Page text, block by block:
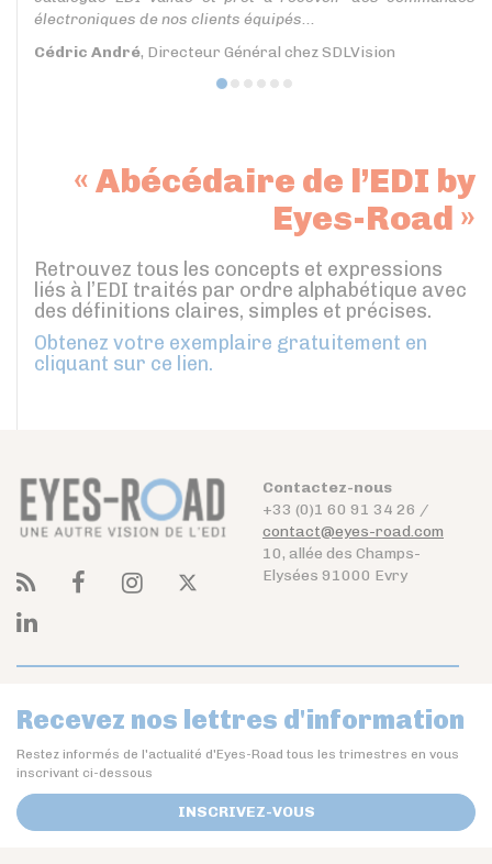
électroniques de nos clients équipés...
Cédric André, Directeur Général chez SDLVision
« Abécédaire de l’EDI by
Eyes-Road »
Retrouvez tous les concepts et expressions
liés à l’EDI traités par ordre alphabétique avec
des définitions claires, simples et précises.
Obtenez votre exemplaire gratuitement en
cliquant sur ce lien.
Contactez-nous
+33 (0)1 60 91 34 26 /
contact@eyes-road.com
10, allée des Champs-
Elysées 91000 Evry
Recevez nos lettres d'information
Restez informés de l'actualité d'Eyes-Road tous les trimestres en vous
inscrivant ci-dessous
INSCRIVEZ-VOUS